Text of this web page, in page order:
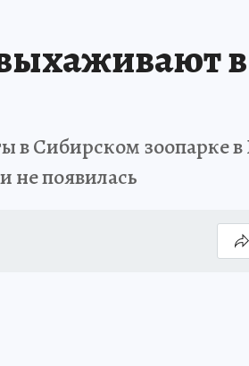
Сибирском зоопарке
не появилась